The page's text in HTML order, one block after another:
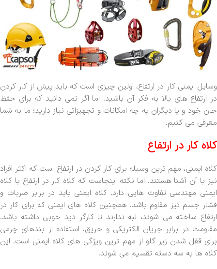
وسایل ایمنی کار در ارتفاع، اولین چیزی است که باید پیش از کار کردن
در ارتفاع های بالا به فکر آن باشید. اما اگر نمی دانید که برای حفظ
جان خود و یا دیگران به چه امکانات و تجهیزاتی نیاز دارید؛ ما به شما
معرفی می کنیم.
کلاه کار در ارتفاع
کلاه ایمنی، مهم ترین وسیله برای کار کردن در ارتفاع است که اکثر افراد
نیز با آن آشنا هستند. اما نکته اینجاست که کلاه کار در ارتفاع با کلاه
ایمنی مهندسی تفاوت هایی دارد. کلاه ایمنی باید در برابر ضربات و
فشار جسم تیز مقاوم باشد. همچنین کلاه های ایمنی که برای کار در
ارتفاع ساخته می شوند، لبه ندارند تا کارگر دید خوبی داشته باشد.
مقاومت در برابر جریان الکتریکی و حریق، استفاده از بندهای چرمی
برای قفل شدن زیر گلو از مهم ترین ویژگی های کلاه ایمنی است. این
کلاه ها به سه دسته تقسیم می شوند.